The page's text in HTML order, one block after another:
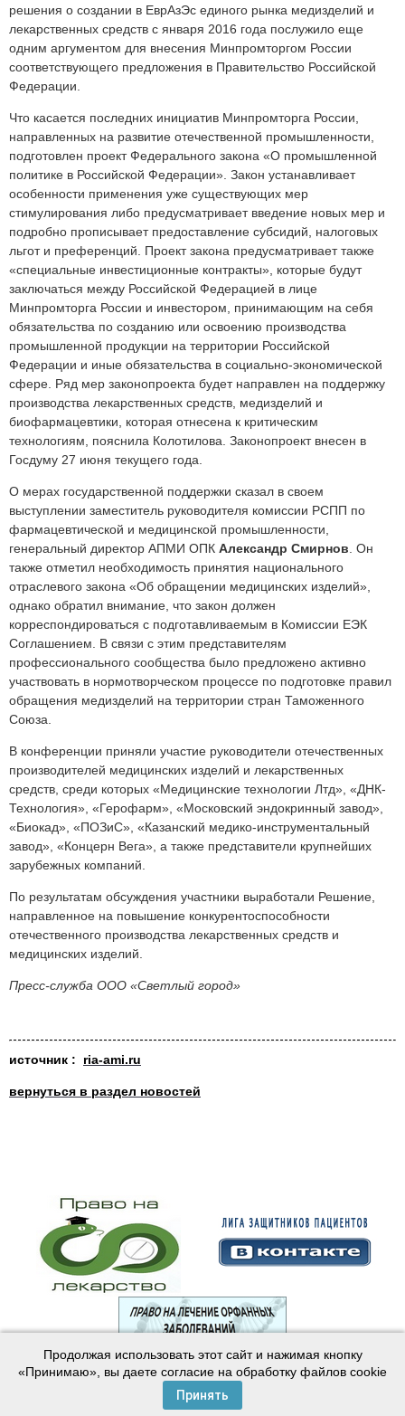
решения о создании в ЕврАзЭс единого рынка медизделий и
лекарственных средств с января 2016 года послужило еще
одним аргументом для внесения Минпромторгом России
соответствующего предложения в Правительство Российской
Федерации.
Что касается последних инициатив Минпромторга России,
направленных на развитие отечественной промышленности,
подготовлен проект Федерального закона «О промышленной
политике в Российской Федерации». Закон устанавливает
особенности применения уже существующих мер
стимулирования либо предусматривает введение новых мер и
подробно прописывает предоставление субсидий, налоговых
льгот и преференций. Проект закона предусматривает также
«специальные инвестиционные контракты», которые будут
заключаться между Российской Федерацией в лице
Минпромторга России и инвестором, принимающим на себя
обязательства по созданию или освоению производства
промышленной продукции на территории Российской
Федерации и иные обязательства в социально-экономической
сфере. Ряд мер законопроекта будет направлен на поддержку
производства лекарственных средств, медизделий и
биофармацевтики, которая отнесена к критическим
технологиям, пояснила Колотилова. Законопроект внесен в
Госдуму 27 июня текущего года.
О мерах государственной поддержки сказал в своем
выступлении заместитель руководителя комиссии РСПП по
фармацевтической и медицинской промышленности,
генеральный директор АПМИ ОПК Александр Смирнов . Он
также отметил необходимость принятия национального
отраслевого закона «Об обращении медицинских изделий»,
однако обратил внимание, что закон должен
корреспондироваться с подготавливаемым в Комиссии ЕЭК
Соглашением. В связи с этим представителям
профессионального сообщества было предложено активно
участвовать в нормотворческом процессе по подготовке правил
обращения медизделий на территории стран Таможенного
Союза.
В конференции приняли участие руководители отечественных
производителей медицинских изделий и лекарственных
средств, среди которых «Медицинские технологии Лтд», «ДНК-
Технология», «Герофарм», «Московский эндокринный завод»,
«Биокад», «ПОЗиС», «Казанский медико-инструментальный
завод», «Концерн Вега», а также представители крупнейших
зарубежных компаний.
По результатам обсуждения участники выработали Решение,
направленное на повышение конкурентоспособности
отечественного производства лекарственных средств и
медицинских изделий.
Пресс-служба ООО «Светлый город»
источник : ria-ami.ru
вернуться в раздел новостей
© 2003—2024 Лига защитников пациентов
Создание сайта — Интернет-студияМайер
Продолжая использовать этот сайт и нажимая кнопку
«Принимаю», вы даете согласие на обработку файлов cookie
Принять